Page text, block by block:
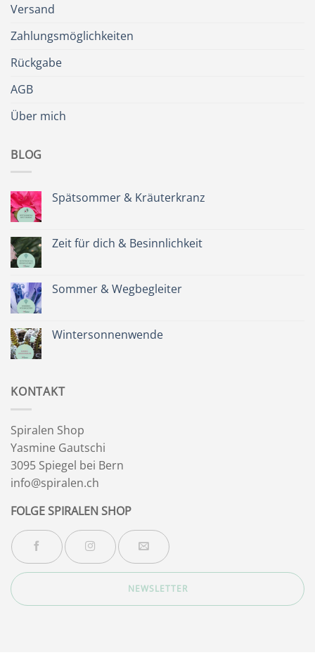
Versand
Zahlungsmöglichkeiten
Rückgabe
AGB
Über mich
BLOG
Spätsommer & Kräuterkranz
Spätsommer
&
Zeit für dich & Besinnlichkeit
Zeit
für
Sommer & Wegbegleiter
Sommer
&
Wintersonnenwende
KONTAKT
Spiralen Shop
Yasmine Gautschi
3095 Spiegel bei Bern
info@spiralen.ch
FOLGE SPIRALEN SHOP
NEWSLETTER